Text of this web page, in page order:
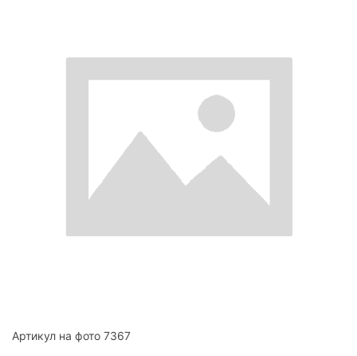
Артикул на фото 7367